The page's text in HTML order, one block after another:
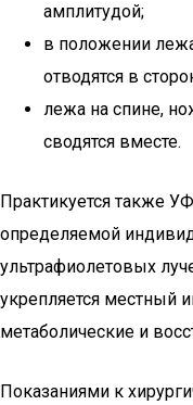
амплитудой;
в положении
отводятся в
лежа на спине,
сводятся вместе.
Практикуется также
определяемой
ультрафиолетовых
укрепляется местный
метаболические и
Показаниями к